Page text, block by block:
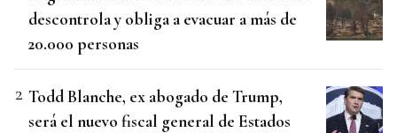
descontrola y obliga a evacuar a más de
20.000 personas
Todd Blanche, ex abogado de Trump,
será el nuevo fiscal general de Estados